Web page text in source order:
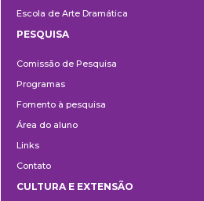
Escola de Arte Dramática
PESQUISA
Comissão de Pesquisa
Programas
Fomento à pesquisa
Área do aluno
Links
Contato
CULTURA E EXTENSÃO